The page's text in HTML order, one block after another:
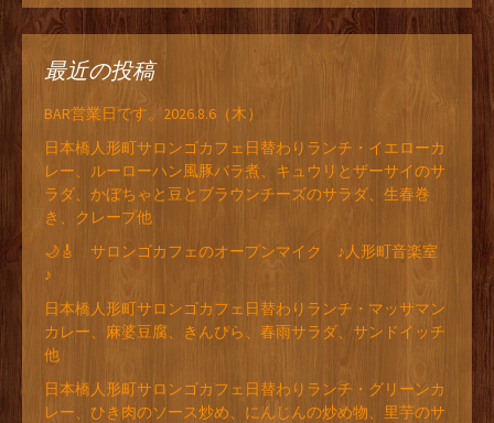
最近の投稿
BAR営業日です。2026.8.6（木）
日本橋人形町サロンゴカフェ日替わりランチ・イエローカ
レー、ルーローハン風豚バラ煮、キュウリとザーサイのサ
ラダ、かぼちゃと豆とブラウンチーズのサラダ、生春巻
き、クレープ他
🌙🎸 サロンゴカフェのオープンマイク ♪人形町音楽室
♪
日本橋人形町サロンゴカフェ日替わりランチ・マッサマン
カレー、麻婆豆腐、きんぴら、春雨サラダ、サンドイッチ
他
日本橋人形町サロンゴカフェ日替わりランチ・グリーンカ
レー、ひき肉のソース炒め、にんじんの炒め物、里芋のサ